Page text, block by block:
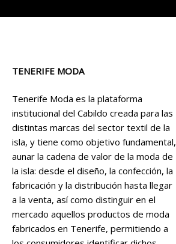
TENERIFE MODA
Tenerife Moda es la plataforma
institucional del Cabildo creada para las
distintas marcas del sector textil de la
isla, y tiene como objetivo fundamental,
aunar la cadena de valor de la moda de
la isla: desde el diseño, la confección, la
fabricación y la distribución hasta llegar
a la venta, así como distinguir en el
mercado aquellos productos de moda
fabricados en Tenerife, permitiendo a